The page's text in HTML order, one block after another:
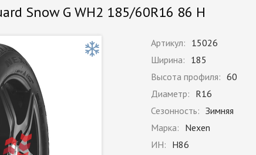
Snow G WH2 185/60R16 86 H
Артикул: 15026
Ширина: 185
Высота профиля: 60
Диаметр: R16
Сезонность: Зимняя
Марка: Nexen
ИН: H86